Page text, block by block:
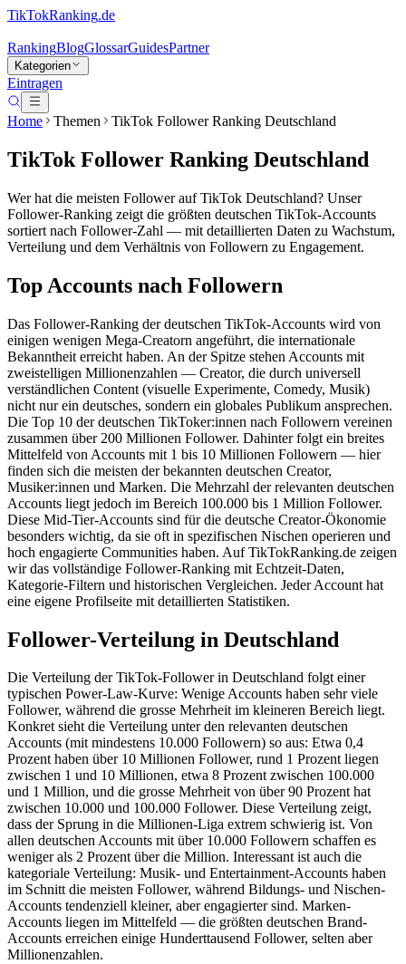
TikTokRanking.de
RankingBlogGlossarGuidesPartner
Kategorien
Eintragen
Home Themen TikTok Follower Ranking Deutschland
TikTok Follower Ranking Deutschland
Wer hat die meisten Follower auf TikTok Deutschland? Unser
Follower-Ranking zeigt die größten deutschen TikTok-Accounts
sortiert nach Follower-Zahl — mit detaillierten Daten zu Wachstum,
Verteilung und dem Verhältnis von Followern zu Engagement.
Top Accounts nach Followern
Das Follower-Ranking der deutschen TikTok-Accounts wird von
einigen wenigen Mega-Creatorn angeführt, die internationale
Bekanntheit erreicht haben. An der Spitze stehen Accounts mit
zweistelligen Millionenzahlen — Creator, die durch universell
verständlichen Content (visuelle Experimente, Comedy, Musik)
nicht nur ein deutsches, sondern ein globales Publikum ansprechen.
Die Top 10 der deutschen TikToker:innen nach Followern vereinen
zusammen über 200 Millionen Follower. Dahinter folgt ein breites
Mittelfeld von Accounts mit 1 bis 10 Millionen Followern — hier
finden sich die meisten der bekannten deutschen Creator,
Musiker:innen und Marken. Die Mehrzahl der relevanten deutschen
Accounts liegt jedoch im Bereich 100.000 bis 1 Million Follower.
Diese Mid-Tier-Accounts sind für die deutsche Creator-Ökonomie
besonders wichtig, da sie oft in spezifischen Nischen operieren und
hoch engagierte Communities haben. Auf TikTokRanking.de zeigen
wir das vollständige Follower-Ranking mit Echtzeit-Daten,
Kategorie-Filtern und historischen Vergleichen. Jeder Account hat
eine eigene Profilseite mit detaillierten Statistiken.
Follower-Verteilung in Deutschland
Die Verteilung der TikTok-Follower in Deutschland folgt einer
typischen Power-Law-Kurve: Wenige Accounts haben sehr viele
Follower, während die grosse Mehrheit im kleineren Bereich liegt.
Konkret sieht die Verteilung unter den relevanten deutschen
Accounts (mit mindestens 10.000 Followern) so aus: Etwa 0,4
Prozent haben über 10 Millionen Follower, rund 1 Prozent liegen
zwischen 1 und 10 Millionen, etwa 8 Prozent zwischen 100.000
und 1 Million, und die grosse Mehrheit von über 90 Prozent hat
zwischen 10.000 und 100.000 Follower. Diese Verteilung zeigt,
dass der Sprung in die Millionen-Liga extrem schwierig ist. Von
allen deutschen Accounts mit über 10.000 Followern schaffen es
weniger als 2 Prozent über die Million. Interessant ist auch die
kategoriale Verteilung: Musik- und Entertainment-Accounts haben
im Schnitt die meisten Follower, während Bildungs- und Nischen-
Accounts tendenziell kleiner, aber engagierter sind. Marken-
Accounts liegen im Mittelfeld — die größten deutschen Brand-
Accounts erreichen einige Hunderttausend Follower, selten aber
Millionenzahlen.